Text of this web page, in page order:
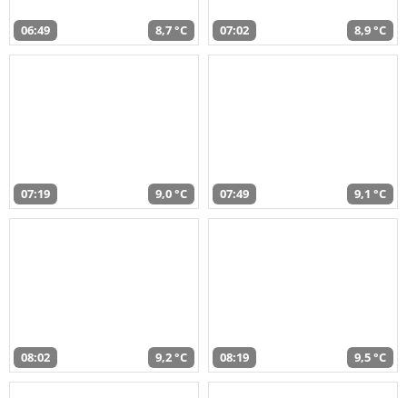
06:49 8,7 °C 07:02 8,9 °C
07:19 9,0 °C 07:49 9,1 °C
08:02 9,2 °C 08:19 9,5 °C